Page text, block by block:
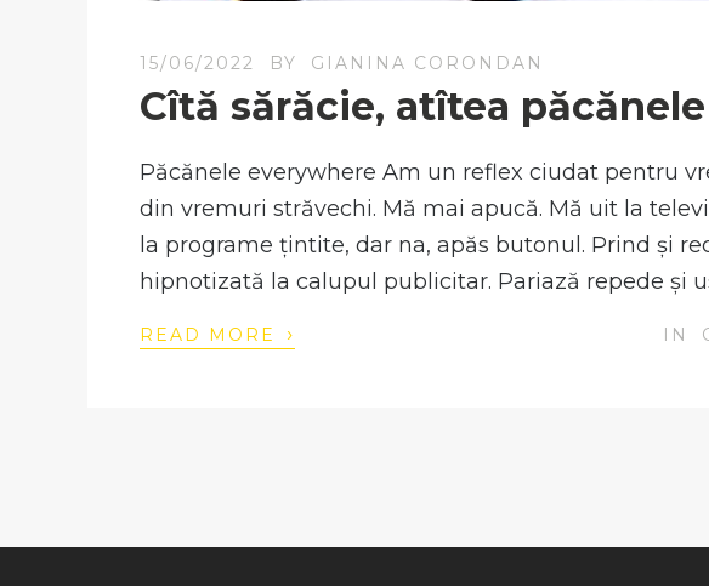
15/06/2022 BY GIANINA CORONDAN
Cîtă sărăcie, atîtea păcănele
Păcănele everywhere Am un reflex ciudat pentru
din vremuri străvechi. Mă mai apucă. Mă uit la
la programe țintite, dar na, apăs butonul. Prind și
hipnotizată la calupul publicitar. Pariază repede și
READ MORE › IN